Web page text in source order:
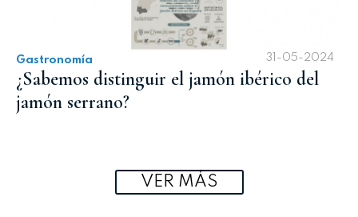
Gastronomía 31-05-2024
¿Sabemos distinguir el jamón ibérico del
jamón serrano?
VER MÁS